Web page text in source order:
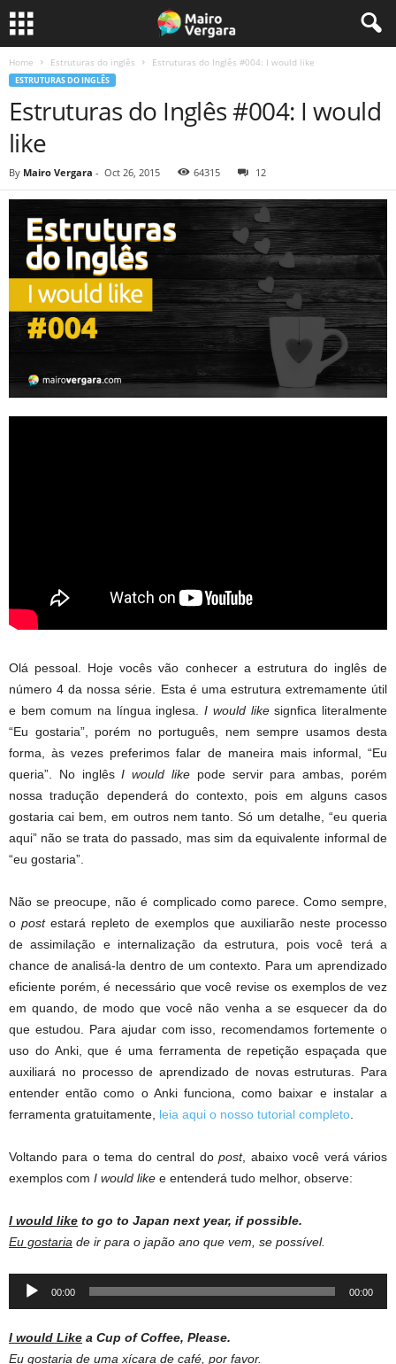
Home Estruturas do inglês Estruturas do Inglês #004: I would like
ESTRUTURAS DO INGLÊS
Estruturas do Inglês #004: I would
like
By Mairo Vergara - Oct 26, 2015 64315 12
Olá pessoal. Hoje vocês vão conhecer a estrutura do inglês de
número 4 da nossa série.
Esta é uma estrutura extremamente útil
e bem comum na língua inglesa.I would likesignfica literalmente
“Eu gostaria”, porém no português, nem sempre usamos desta
forma, às vezes preferimos falar de maneira mais informal, “Eu
queria”. No inglêsI would like pode servir para ambas, porém
nossa tradução dependerá do contexto, pois em alguns casos
gostaria cai bem, em outros nem tanto. Só um detalhe, “eu queria
aqui” não se trata do passado, mas sim da equivalente informal de
“eu gostaria”.
Não se preocupe, não é complicado como parece. Como sempre,
o postestará repleto de exemplos que auxiliarão neste processo
de assimilação e internalização da estrutura, pois você terá a
chance de analisá-la dentro de um contexto. Para um aprendizado
eficiente porém, é necessário que você revise os exemplos de vez
em quando, de modo que você não venha a se esquecer da do
que estudou. Para ajudar com isso, recomendamos fortemente o
uso do Anki, que é uma ferramenta de repetição espaçada que
auxiliará no processo de aprendizado de novas estruturas. Para
entender então como o Anki funciona, como baixar e instalar a
ferramenta gratuitamente, leia aqui o nosso tutorial completo
Voltando para o tema do central dopost, abaixo você verá vários
exemplos com I would like e entenderá tudo melhor, observe:
I would like to go to Japan next year, if possible.
Eu gostaria de ir para o japão ano que vem, se possível.
Audio
00:00 00:00
I would Like a Cup of Coffee, Please.
Eu gostaria de uma xícara de café, por favor.